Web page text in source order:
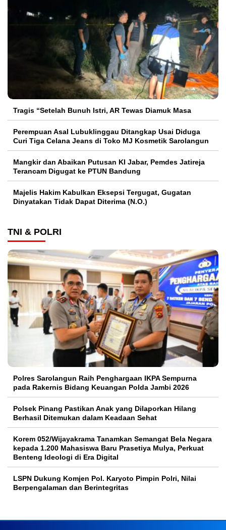
Tragis “Setelah Bunuh Istri, AR Tewas Diamuk Masa
Perempuan Asal Lubuklinggau Ditangkap Usai Diduga
Curi Tiga Celana Jeans di Toko MJ Kosmetik Sarolangun
Mangkir dan Abaikan Putusan KI Jabar, Pemdes Jatireja
Terancam Digugat ke PTUN Bandung
Majelis Hakim Kabulkan Eksepsi Tergugat, Gugatan
Dinyatakan Tidak Dapat Diterima (N.O.)
TNI & POLRI
Polres Sarolangun Raih Penghargaan IKPA Sempurna
pada Rakernis Bidang Keuangan Polda Jambi 2026
Polsek Pinang Pastikan Anak yang Dilaporkan Hilang
Berhasil Ditemukan dalam Keadaan Sehat
Korem 052/Wijayakrama Tanamkan Semangat Bela Negara
kepada 1.200 Mahasiswa Baru Prasetiya Mulya, Perkuat
Benteng Ideologi di Era Digital
LSPN Dukung Komjen Pol. Karyoto Pimpin Polri, Nilai
Berpengalaman dan Berintegritas